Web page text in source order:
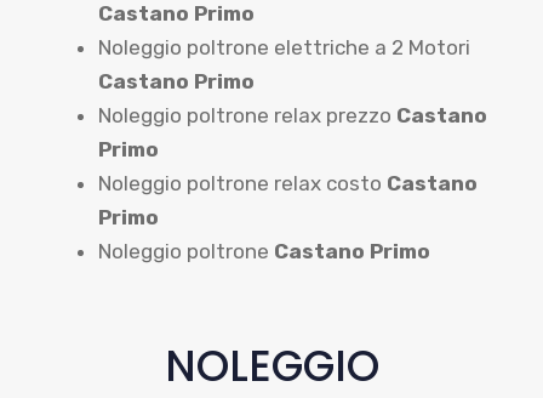
Castano Primo
Noleggio poltrone elettriche a 2 Motori
Castano Primo
Noleggio poltrone relax prezzo Castano
Primo
Noleggio poltrone relax costo Castano
Primo
Noleggio poltrone Castano Primo
NOLEGGIO